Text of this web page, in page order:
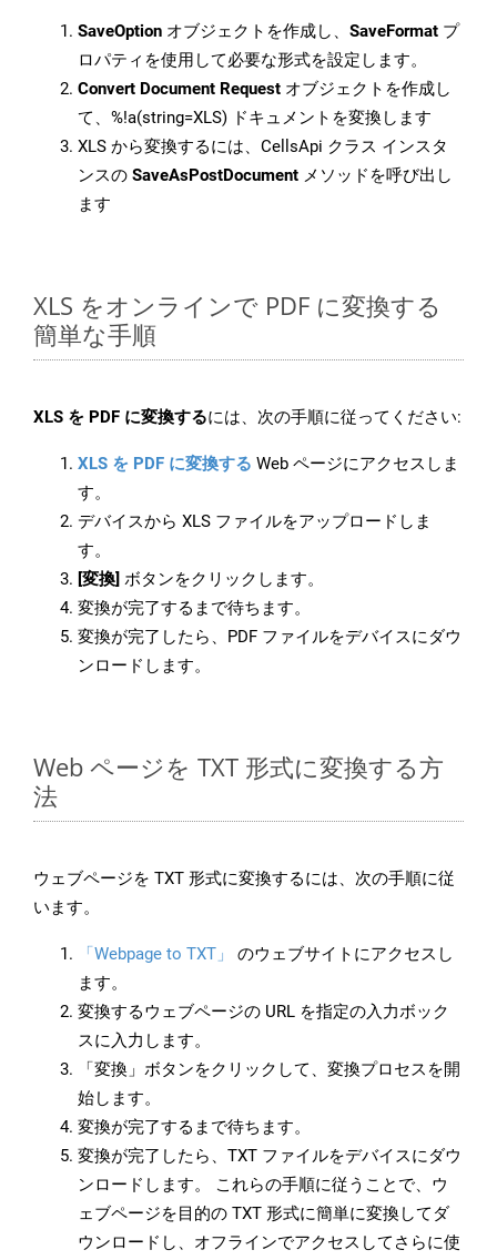
SaveOption オブジェクトを作成し、 SaveFormat プ
ロパティを使用して必要な形式を設定します。
Convert Document Request オブジェクトを作成し
て、%!a(string=XLS) ドキュメントを変換します
XLS から変換するには、CellsApi クラス インスタ
ンスの SaveAsPostDocument メソッドを呼び出し
ます
XLS をオンラインで PDF に変換する
簡単な手順
XLS を PDF に変換するには、次の手順に従ってください:
XLS を PDF に変換する Web ページにアクセスしま
す。
デバイスから XLS ファイルをアップロードしま
す。
[変換] ボタンをクリックします。
変換が完了するまで待ちます。
変換が完了したら、PDF ファイルをデバイスにダウ
ンロードします。
Web ページを TXT 形式に変換する方
法
ウェブページを TXT 形式に変換するには、次の手順に従
います。
「Webpage to TXT」
のウェブサイトにアクセスし
ます。
変換するウェブページの URL を指定の入力ボック
スに入力します。
「変換」ボタンをクリックして、変換プロセスを開
始します。
変換が完了するまで待ちます。
変換が完了したら、TXT ファイルをデバイスにダウ
ンロードします。 これらの手順に従うことで、ウ
ェブページを目的の TXT 形式に簡単に変換してダ
ウンロードし、オフラインでアクセスしてさらに使